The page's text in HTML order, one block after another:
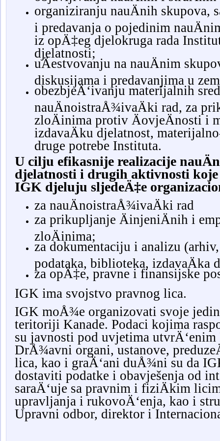
organiziranju nauÄnih skupova,
i predavanja o pojedinim
iz opÄ‡eg djelokruga rada
djelatnosti;
uÄestvovanju na nauÄnim
diskusijama i predavanjima u
obezbjeÄ‘ivanju materijalnih
nauÄnoistraÅ¾ivaÄki rad, za
zloÄinima protiv ÄovjeÄnosti i
izdavaÄku djelatnost,
druge potrebe Instituta.
U cilju efikasnije realizacije
djelatnosti i drugih aktivnosti
IGK djeluju sljedeÄ‡e
za nauÄnoistraÅ¾ivaÄki rad
za prikupljanje ÄinjeniÄnih i
zloÄinima;
za dokumentaciju i analizu
podataka, biblioteka, izdavaÄka
za opÄ‡e, pravne i finansijske
IGK ima svojstvo pravnog lica.
IGK moÅ¾e organizovati svoje
teritoriji Kanade. Podaci kojima
su javnosti pod uvjetima
DrÅ¾avni organi, ustanove,
lica, kao i graÄ‘ani duÅ¾ni su da
dostaviti podatke i obavješenja od
saraÄ‘uje sa pravnim i fiziÄkim
upravljanja i rukovoÄ‘enja, kao i
Upravni odbor, direktor i